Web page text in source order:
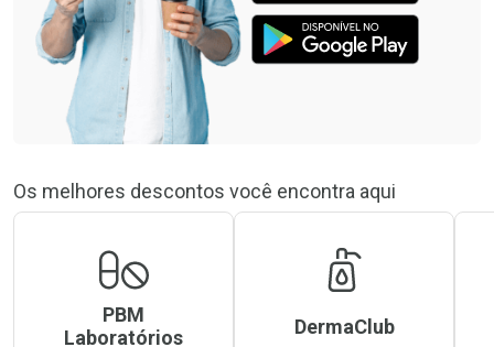
Os melhores descontos você encontra aqui
PBM
Laboratórios
DermaClub